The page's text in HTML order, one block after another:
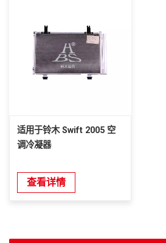
适用于铃木 Swift 2005 空
调冷凝器
查看详情